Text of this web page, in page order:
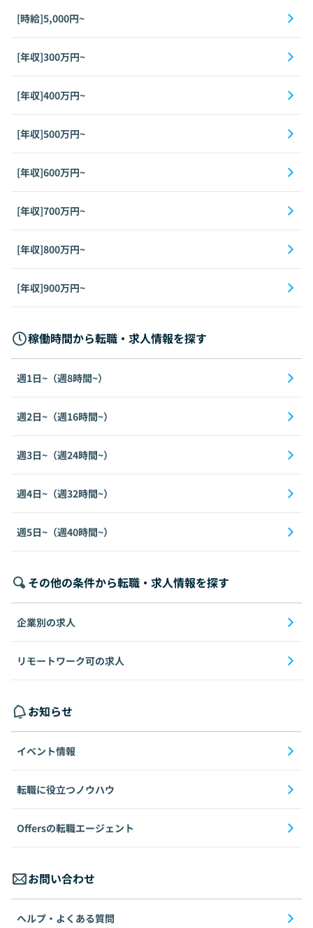
[時給]5,000円~
[年収]300万円~
[年収]400万円~
[年収]500万円~
[年収]600万円~
[年収]700万円~
[年収]800万円~
[年収]900万円~
稼働時間から転職・求人情報を探す
週1日~（週8時間~）
週2日~（週16時間~）
週3日~（週24時間~）
週4日~（週32時間~）
週5日~（週40時間~）
その他の条件から転職・求人情報を探す
企業別の求人
リモートワーク可の求人
お知らせ
イベント情報
転職に役立つノウハウ
Offersの転職エージェント
お問い合わせ
ヘルプ・よくある質問